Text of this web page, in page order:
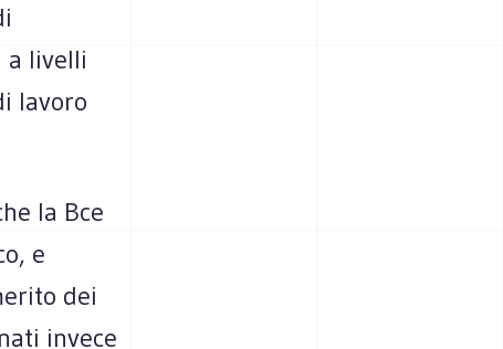
a livelli
lavoro
la Bce
e
dei
invece